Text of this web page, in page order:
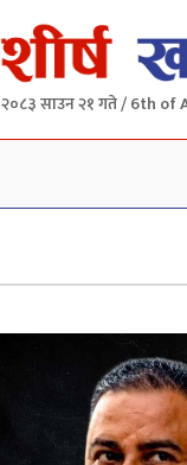
२०८३ साउन २१ गते / 6th of